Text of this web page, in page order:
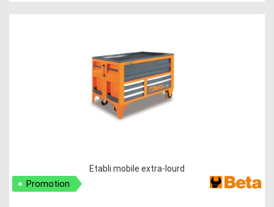
Etabli mobile extra-lourd
Promotion